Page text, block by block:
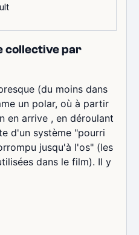
collective par
(du moins dans
un polar, où à partir
en arrive , en déroulant
d'un système "pourri
jusqu'à l'os" (les
dans le film). Il y